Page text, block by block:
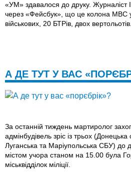
«УМ» здавалося до друку. Журналіст
через «Фейсбук», що це колона МВС
військових, 20 БТРів, двох вертольотів.
А ДЕ ТУТ У ВАС
За останній тиждень мартиролог
адмінбудівель зріс із трьох
Луганська та Маріупольська СБУ)
містом учора станом на 15.00 була
міськвідділок міліції.